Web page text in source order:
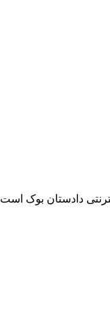
دادستان بوک است